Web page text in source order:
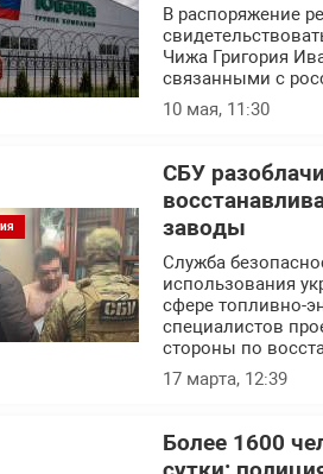
В распоряжение
Чижа Григория
связанными с
10 мая, 11:30
СБУ
заводы
Служба
использования
сфере топливно-
специалистов
стороны по
17 марта, 12:39
Более 1600